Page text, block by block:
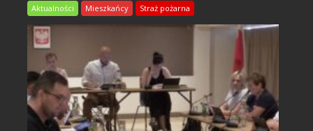
Aktualności Mieszkańcy Straż pożarna